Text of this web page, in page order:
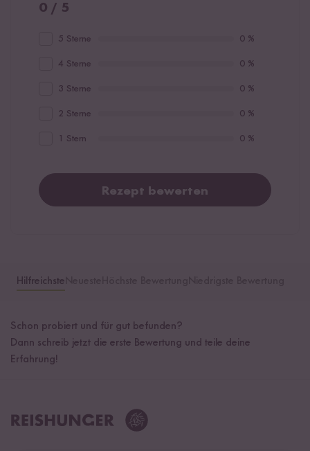
0 / 5
5 Sterne 0 %
4 Sterne 0 %
3 Sterne 0 %
2 Sterne 0 %
1 Stern 0 %
Rezept bewerten
Hilfreichste
Schon probiert und für gut befunden?
Dann schreib jetzt die erste Bewertung und teile deine
Erfahrung!